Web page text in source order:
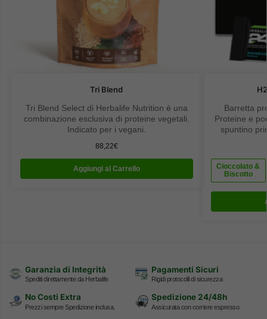
Tri Blend
Tri Blend Select di Herbalife Nutrition è una
combinazione esclusiva di proteine vegetali.
Indicato per i vegani.
88,22€
Aggiungi al Carrello
Barretta
Proteine e
spuntino
Cioccolato &
Biscotto
Garanzia di Integrità
Spediti direttamente da Herbalife
Pagamenti Sicuri
Rigidi protocolli di sicurezza
No Costi Extra
Prezzi sempre Spedizione inclusa.
Spedizione 24/48h
Assicurata con corriere espresso